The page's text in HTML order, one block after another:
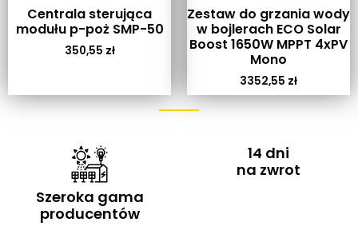
Centrala sterująca
modułu p-poż SMP-50
350,55 zł
Zestaw do grzania wody
w bojlerach ECO Solar
Boost 1650W MPPT 4xPV
Mono
3352,55 zł
Szeroka gama
producentów
14 dni
na zwrot